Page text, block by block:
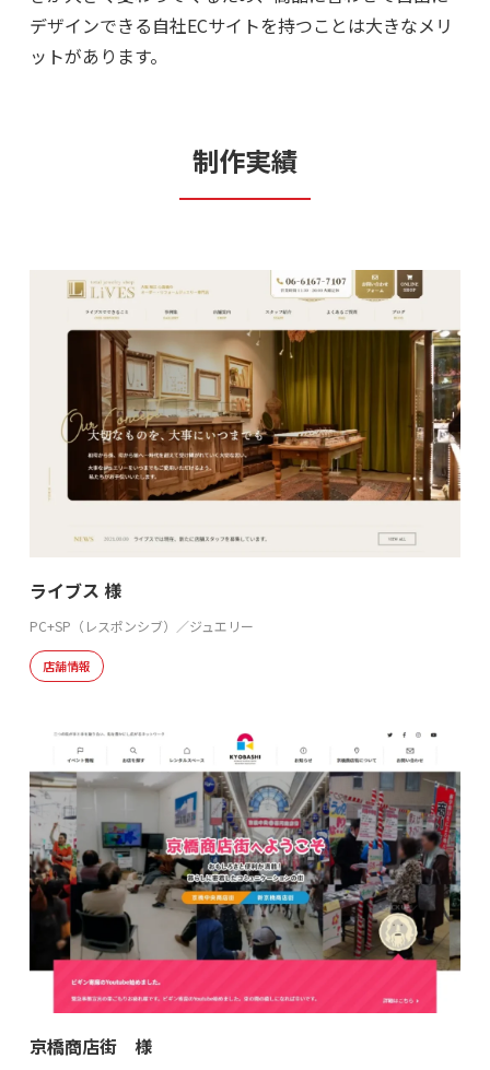
デザインできる自社ECサイトを持つことは大きなメリ
ットがあります。
制作実績
ライブス 様
PC+SP（レスポンシブ）／ジュエリー
店舗情報
京橋商店街 様